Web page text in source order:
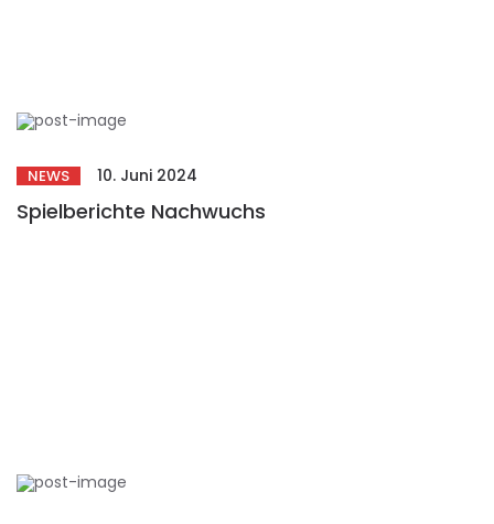
NEWS 10. Juni 2024
Spielberichte Nachwuchs